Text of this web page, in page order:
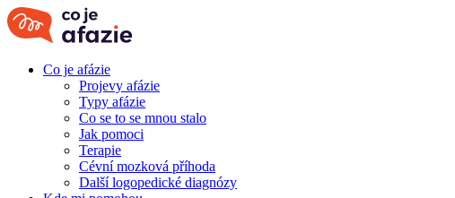
Co je afázie
Projevy afázie
Typy afázie
Co se to se mnou stalo
Jak pomoci
Terapie
Cévní mozková příhoda
Další logopedické diagnózy